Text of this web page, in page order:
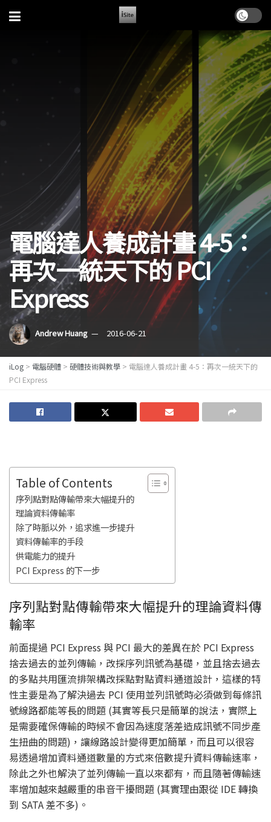
電腦達人養成計畫 4-5：
再次一統天下的 PCI
Express
Andrew Huang 2016-06-21
iLog > 電腦硬體 > 硬體技術與教學 > 電腦達人養成計畫 4-5：再次一統天下的
PCI Express
Table of Contents
序列點對點傳輸帶來大幅提升的
理論資料傳輸率
除了時脈以外，追求進一步提升
資料傳輸率的手段
供電能力的提升
PCI Express 的下一步
序列點對點傳輸帶來大幅提升的理論資料傳
輸率
前面提過 PCI Express 與 PCI 最大的差異在於 PCI Express
捨去過去的並列傳輸，改採序列訊號為基礎，並且捨去過去
的多點共用匯流排架構改採點對點資料通道設計，這樣的特
性主要是為了解決過去 PCI 使用並列訊號時必須做到每條訊
號線路都能等長的問題 (其實等長只是簡單的說法，實際上
是需要確保傳輸的時候不會因為速度落差造成訊號不同步產
生扭曲的問題)，讓線路設計變得更加簡單，而且可以很容
易透過增加資料通道數量的方式來倍數提升資料傳輸速率，
除此之外也解決了並列傳輸一直以來都有，而且隨著傳輸速
率增加越來越嚴重的串音干擾問題 (其實理由跟從 IDE 轉換
到 SATA 差不多)。